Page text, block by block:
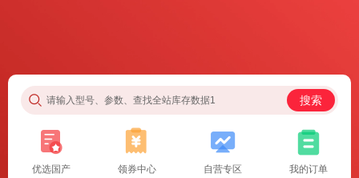
请输入型号、参数、查找全站库存数据1 搜索
优选国产 领券中心 自营专区 我的订单